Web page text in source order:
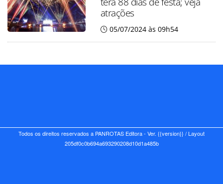
atrações
05/07/2024 às 09h54
Todos os direitos reservados a PANROTAS Editora - Ver. {{version}} / Layout
205df0c0b694a693290208d10d1a485b